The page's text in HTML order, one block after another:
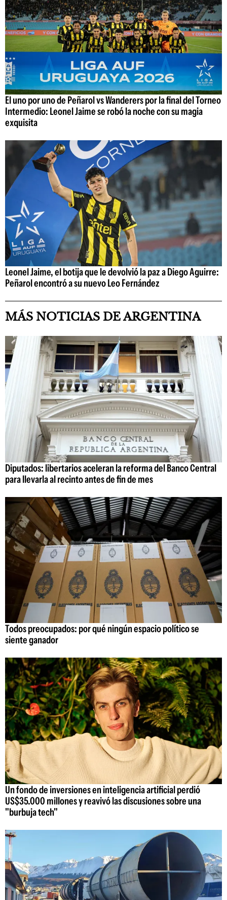
El uno por uno de Peñarol vs Wanderers por la final del Torneo
Intermedio: Leonel Jaime se robó la noche con su magia
exquisita
Leonel Jaime, el botija que le devolvió la paz a Diego Aguirre:
Peñarol encontró a su nuevo Leo Fernández
MÁS NOTICIAS DE ARGENTINA
Diputados: libertarios aceleran la reforma del Banco Central
para llevarla al recinto antes de fin de mes
Todos preocupados: por qué ningún espacio político se
siente ganador
Un fondo de inversiones en inteligencia artificial perdió
US$35.000 millones y reavivó las discusiones sobre una
"burbuja tech"